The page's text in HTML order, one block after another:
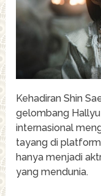
Kehadiran Shin
gelombang
internasional
tayang di
hanya menjadi
yang mendunia.